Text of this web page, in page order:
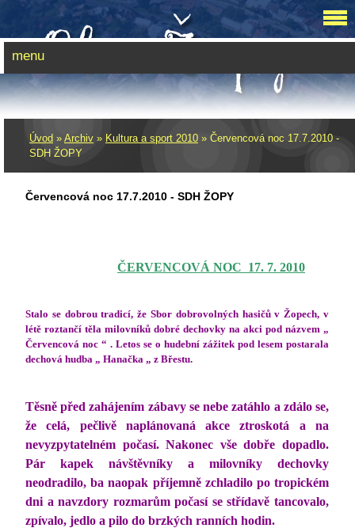
Úvod » Archiv » Kultura a sport 2010 » Červencová noc 17.7.2010 -
SDH ŽOPY
Červencová noc 17.7.2010 - SDH ŽOPY
ČERVENCOVÁ NOC 17. 7. 2010
Stalo se dobrou tradicí, že Sbor dobrovolných hasičů v Žopech, v
létě roztančí těla milovníků dobré dechovky na akci pod názvem „
Červencová noc “ . Letos se o hudební zážitek pod lesem postarala
dechová hudba „ Hanačka „ z Břestu.
Těsně před zahájením zábavy se nebe zatáhlo a zdálo se,
že celá, pečlivě naplánovaná akce ztroskotá a na
nevyzpytatelném počasí. Nakonec vše dobře dopadlo.
Pár kapek návštěvníky a milovníky dechovky
neodradilo, ba naopak příjemně zchladilo po tropickém
dni a navzdory rozmarům počasí se střídavě tancovalo,
zpívalo, jedlo a pilo do brzkých ranních hodin.
menu